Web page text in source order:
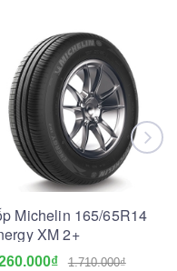
Michelin 165/65R14
XM 2+
1.710.000₫